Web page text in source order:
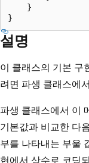
    }
설명
이 클래스의 기본 구
려면 파생 클래스에
파생 클래스에서 이
기본값과 비교한 다
부를 나타내는 부울
현에서 상수로 코딩